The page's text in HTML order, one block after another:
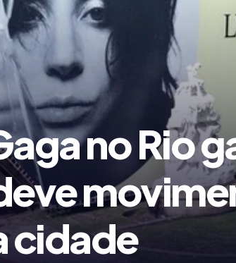
no Rio
cidade